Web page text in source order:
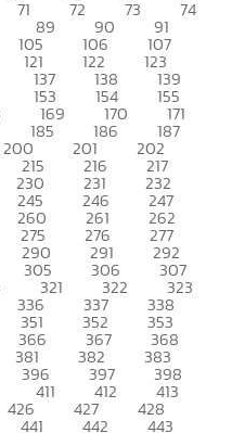
71 72 73 74
89 90 91
105 106 107
121 122 123
137 138 139
153 154 155
169 170 171
185 186 187
200 201 202
215 216 217
230 231 232
245 246 247
260 261 262
275 276 277
290 291 292
305 306 307
321 322 323
336 337 338
351 352 353
366 367 368
381 382 383
396 397 398
411 412 413
426 427 428
441 442 443